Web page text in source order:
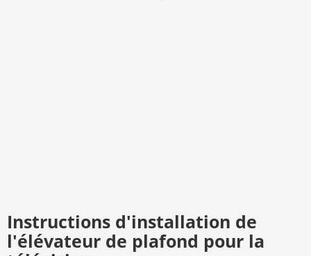
Instructions d'installation de
l'élévateur de plafond pour la